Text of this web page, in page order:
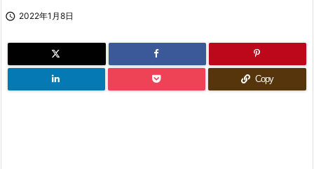
 2022年1月8日
Copy